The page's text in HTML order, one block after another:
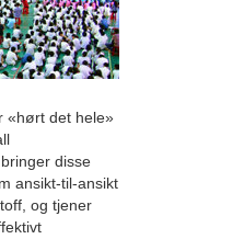
«hørt det hele»
disse
ansikt-til-ansikt
og tjener